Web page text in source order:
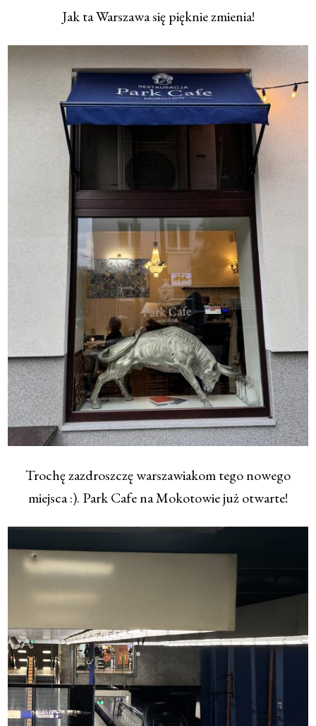
Jak ta Warszawa się pięknie zmienia!
Trochę zazdroszczę warszawiakom tego nowego
miejsca :). Park Cafe na Mokotowie już otwarte!